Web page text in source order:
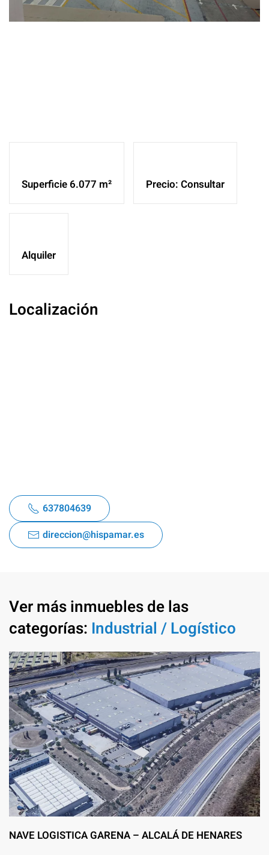
Superficie 6.077 m² Precio: Consultar
Alquiler
Localización
637804639
direccion@hispamar.es
Ver más inmuebles de las
categorías: Industrial / Logístico
NAVE LOGISTICA GARENA – ALCALÁ DE HENARES